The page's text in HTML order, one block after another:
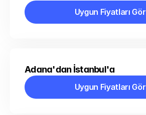
Uygun Fiyatları Gör
Uygun Fiyatları Gör
Adana'dan İstanbul'a
Uygun Fiyatları Gör
Uygun Fiyatları Gör